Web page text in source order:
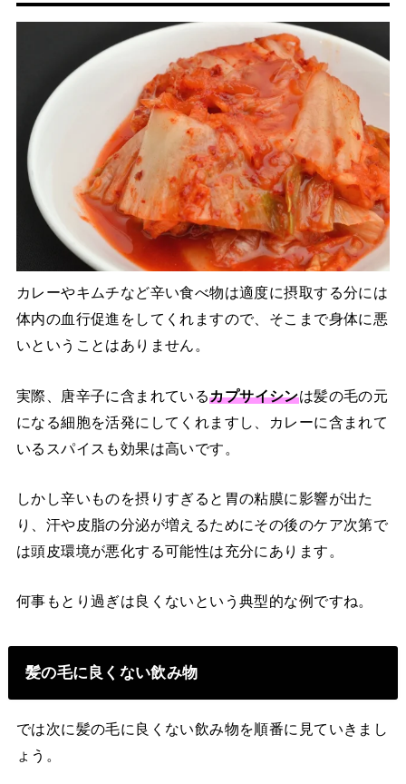
カレーやキムチなど辛い食べ物は適度に摂取する分には
体内の血行促進をしてくれますので、そこまで身体に悪
いということはありません。
実際、唐辛子に含まれているカプサイシンは髪の毛の元
になる細胞を活発にしてくれますし、カレーに含まれて
いるスパイスも効果は高いです。
しかし辛いものを摂りすぎると胃の粘膜に影響が出た
り、汗や皮脂の分泌が増えるためにその後のケア次第で
は頭皮環境が悪化する可能性は充分にあります。
何事もとり過ぎは良くないという典型的な例ですね。
髪の毛に良くない飲み物
では次に髪の毛に良くない飲み物を順番に見ていきまし
ょう。